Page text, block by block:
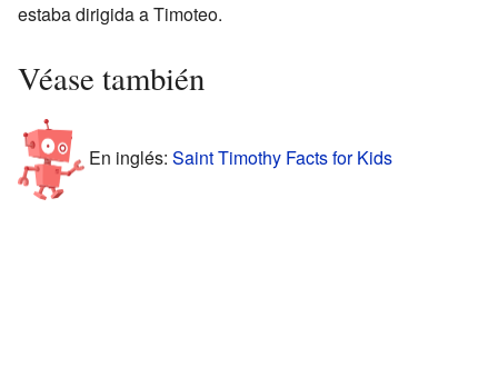
estaba dirigida a Timoteo.
Véase también
En inglés: Saint Timothy Facts for Kids